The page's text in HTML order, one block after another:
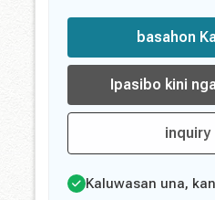
basahon
Ipasibo kini
inquiry
Kaluwasan una,